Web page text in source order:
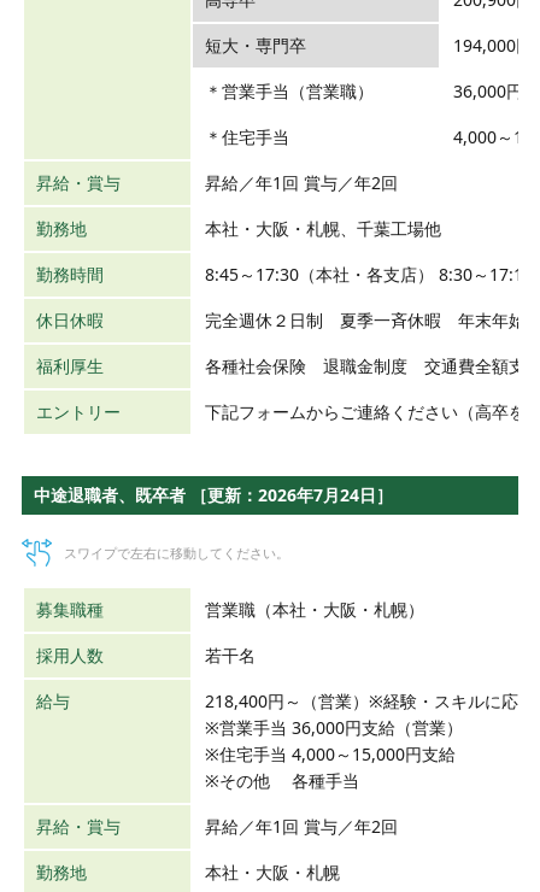
短大・専門卒
194,000円
＊営業手当（営業職）
36,000円
＊住宅手当
4,000～
昇給・賞与
昇給／年1回 賞与／年2回
勤務地
本社・大阪・札幌、千葉工場他
勤務時間
8:45～17:30（本社・各支店） 8:30～
休日休暇
完全週休２日制 夏季一斉休暇 年末年
福利厚生
各種社会保険 退職金制度 交通費全額支
エントリー
下記フォームからご連絡ください（高卒を
中途退職者、既卒者 ［更新：2026年7月24日］
スワイプで左右に移動してください。
募集職種
営業職（本社・大阪・札幌）
採用人数
若干名
給与
218,400円～（営業）※経験・スキルに応じ
※営業手当 36,000円支給（営業）
※住宅手当 4,000～15,000円支給
※その他 各種手当
昇給・賞与
昇給／年1回 賞与／年2回
勤務地
本社・大阪・札幌